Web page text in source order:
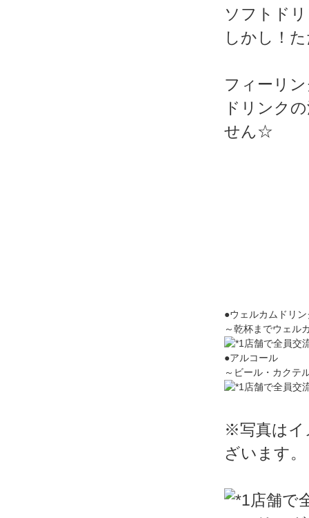
ソフトド
しかし！
フィーリ
ドリンク
せん☆
●ウェルカムドリン
～乾杯までウェル
●アルコール
～ビール・カクテ
※写真はイ
ざいます。